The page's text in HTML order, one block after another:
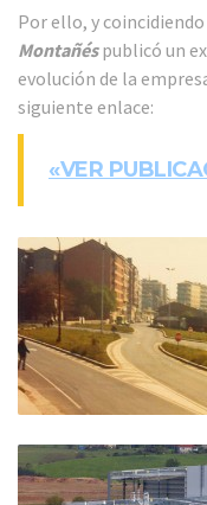
Por ello, y
Montañéspublicó un
evolución de la
siguiente enlace:
«VER